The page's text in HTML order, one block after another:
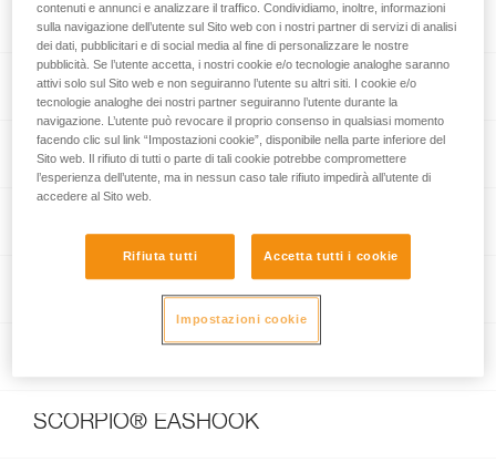
I’D® EVAC
GRIGRI® +
CONTACT® 9.8 mm
JAG SYSTEM
SCORPIO® EASHOOK
contenuti e annunci e analizzare il traffico. Condividiamo, inoltre, informazioni
sulla navigazione dell’utente sul Sito web con i nostri partner di servizi di analisi
dei dati, pubblicitari e di social media al fine di personalizzare le nostre
pubblicità. Se l’utente accetta, i nostri cookie e/o tecnologie analoghe saranno
attivi solo sul Sito web e non seguiranno l’utente su altri siti. I cookie e/o
tecnologie analoghe dei nostri partner seguiranno l’utente durante la
navigazione. L’utente può revocare il proprio consenso in qualsiasi momento
facendo clic sul link “Impostazioni cookie”, disponibile nella parte inferiore del
Sito web. Il rifiuto di tutti o parte di tali cookie potrebbe compromettere
l’esperienza dell’utente, ma in nessun caso tale rifiuto impedirà all’utente di
accedere al Sito web.
Rifiuta tutti Accetta tutti i cookie
Impostazioni cookie